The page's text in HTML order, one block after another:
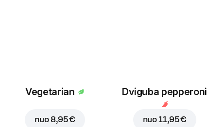
Vegetarian
nuo 8,95 €
Dviguba pepperoni
nuo11,95 €